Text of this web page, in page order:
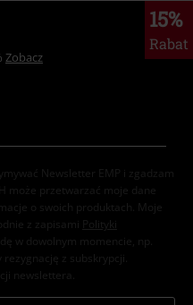
15%
Rabat
Zobacz
Newsletter EMP i zgadzam
może przetwarzać moje dane
o swoich produktach. Moje
z zapisami
Polityki
w dowolnym momencie, np.
z subskrypcji.
newslettera.